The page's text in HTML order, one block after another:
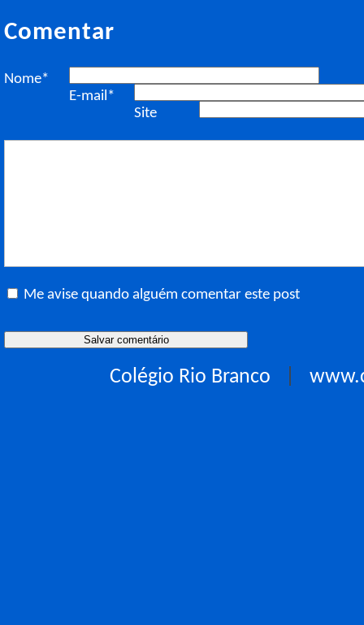
Comentar
Nome*
E-mail*
Site
Me avise quando alguém comentar este post
Colégio Rio Branco